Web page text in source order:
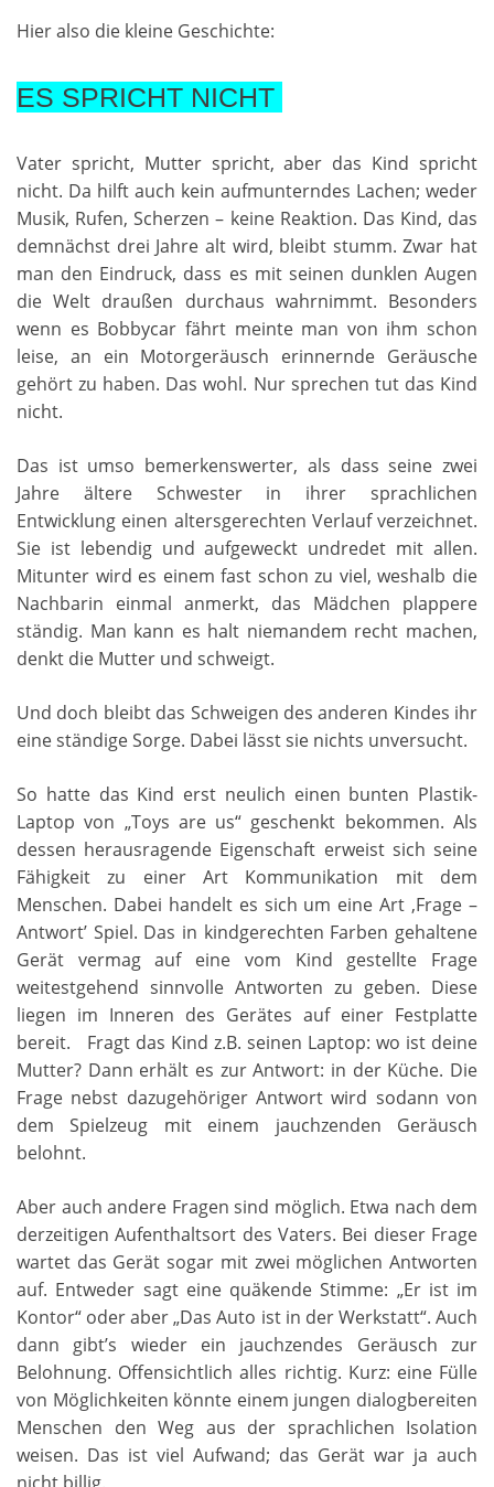
Hier also die kleine Geschichte:
ES SPRICHT NICHT
Vater spricht, Mutter spricht, aber das Kind spricht
nicht. Da hilft auch kein aufmunterndes Lachen; weder
Musik, Rufen, Scherzen – keine Reaktion. Das Kind, das
demnächst drei Jahre alt wird, bleibt stumm. Zwar hat
man den Eindruck, dass es mit seinen dunklen Augen
die Welt draußen durchaus wahrnimmt. Besonders
wenn es Bobbycar fährt meinte man von ihm schon
leise, an ein Motorgeräusch erinnernde Geräusche
gehört zu haben. Das wohl. Nur sprechen tut das Kind
nicht.
Das ist umso bemerkenswerter, als dass seine zwei
Jahre ältere Schwester in ihrer sprachlichen
Entwicklung einen altersgerechten Verlauf verzeichnet.
Sie ist lebendig und aufgeweckt undredet mit allen.
Mitunter wird es einem fast schon zu viel, weshalb die
Nachbarin einmal anmerkt, das Mädchen plappere
ständig. Man kann es halt niemandem recht machen,
denkt die Mutter und schweigt.
Und doch bleibt das Schweigen des anderen Kindes ihr
eine ständige Sorge. Dabei lässt sie nichts unversucht.
So hatte das Kind erst neulich einen bunten Plastik-
Laptop von „Toys are us“ geschenkt bekommen. Als
dessen herausragende Eigenschaft erweist sich seine
Fähigkeit zu einer Art Kommunikation mit dem
Menschen. Dabei handelt es sich um eine Art ‚Frage –
Antwort’ Spiel. Das in kindgerechten Farben gehaltene
Gerät vermag auf eine vom Kind gestellte Frage
weitestgehend sinnvolle Antworten zu geben. Diese
liegen im Inneren des Gerätes auf einer Festplatte
bereit. Fragt das Kind z.B. seinen Laptop: wo ist deine
Mutter? Dann erhält es zur Antwort: in der Küche. Die
Frage nebst dazugehöriger Antwort wird sodann von
dem Spielzeug mit einem jauchzenden Geräusch
belohnt.
Aber auch andere Fragen sind möglich. Etwa nach dem
derzeitigen Aufenthaltsort des Vaters. Bei dieser Frage
wartet das Gerät sogar mit zwei möglichen Antworten
auf. Entweder sagt eine quäkende Stimme: „Er ist im
Kontor“ oder aber „Das Auto ist in der Werkstatt“. Auch
dann gibt’s wieder ein jauchzendes Geräusch zur
Belohnung. Offensichtlich alles richtig. Kurz: eine Fülle
von Möglichkeiten könnte einem jungen dialogbereiten
Menschen den Weg aus der sprachlichen Isolation
weisen. Das ist viel Aufwand; das Gerät war ja auch